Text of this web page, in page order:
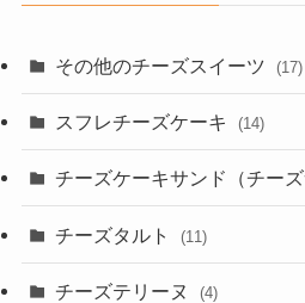
その他のチーズスイーツ (17)
スフレチーズケーキ (14)
チーズケーキサンド（チーズ
チーズタルト (11)
チーズテリーヌ (4)